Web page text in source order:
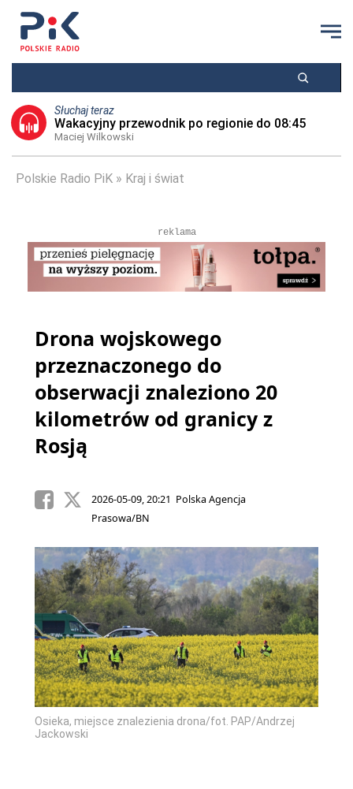
Słuchaj teraz
Wakacyjny przewodnik po regionie do 08:45
Maciej Wilkowski
Polskie Radio PiK Kraj i świat
reklama
Drona wojskowego
przeznaczonego do
obserwacji znaleziono 20
kilometrów od granicy z
Rosją
2026-05-09, 20:21 Polska Agencja
Prasowa/BN
Osieka, miejsce znalezienia drona/fot. PAP/Andrzej
Jackowski